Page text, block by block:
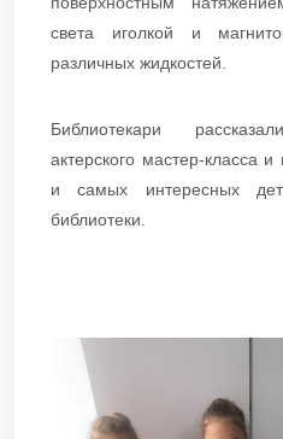
света иголкой и
различных жидкостей.
Библиотекари
актерского мастер-класса
и самых интересных
библиотеки.